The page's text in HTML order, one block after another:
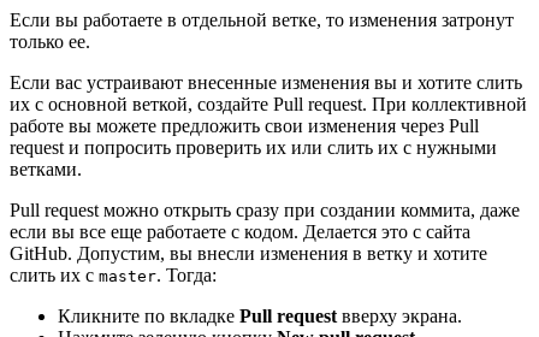
Если вы работаете в отдельной ветке, то изменения затронут
только ее.
Если вас устраивают внесенные изменения вы и хотите слить
их с основной веткой, создайте Pull request. При коллективной
работе вы можете предложить свои изменения через Pull
request и попросить проверить их или слить их с нужными
ветками.
Pull request можно открыть сразу при создании коммита, даже
если вы все еще работаете с кодом. Делается это с сайта
GitHub. Допустим, вы внесли изменения в ветку и хотите
слить их с master. Тогда:
Кликните по вкладке Pull request вверху экрана.